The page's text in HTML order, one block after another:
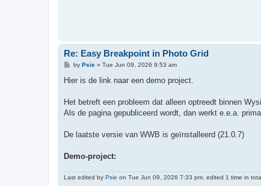
Re: Easy Breakpoint in Photo Grid
P
s
by Psie» Tue Jun 09, 2026 9:53 am
Hier is de link naar een demo project.
Het betreft een probleem dat alleen optreedt binnen
Als de pagina gepubliceerd wordt, dan werkt e.e.a.
De laatste versie van WWB is geïnstalleerd (21.0.7)
Demo-project:
Last edited by Psie on Tue Jun 09, 2026 7:33 pm, edited 1 time in